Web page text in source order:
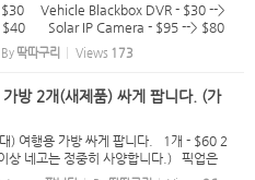
Vehicle Blackbox DVR - $30 -->
Solar IP Camera - $95 --> $80
> $30 TV Speaker - $90 --> $75 주
By 딱따구리 Views 173
방 2개(새제품) 싸게 팝니다. (가
) 여행용 가방 싸게 팝니다. 1개 - $60 2
상 네고는 정중히 사양합니다.) 픽업은
자 주시면 주소 알려드릴께요...^^ 021